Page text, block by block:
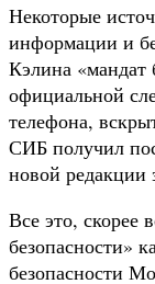
Некоторые
информации и
Кэлина «мандат
официальной
телефона,
СИБ получил
новой редакции
Все это, скорее
безопасности»
безопасности